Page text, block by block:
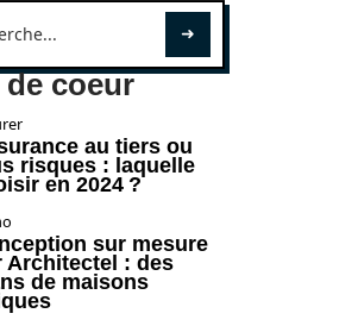
coeur
au tiers ou
risques : laquelle
en 2024 ?
sur mesure
Architectel : des
de maisons